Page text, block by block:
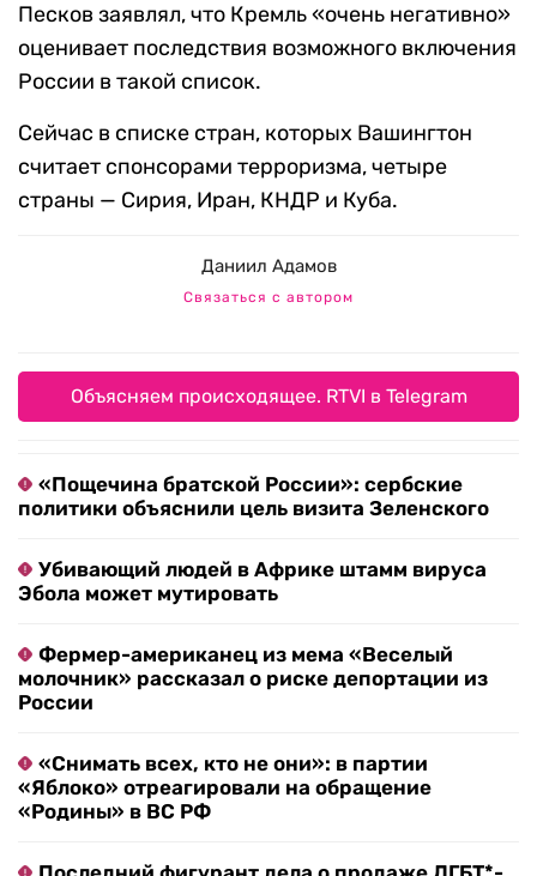
Песков заявлял, что Кремль «очень негативно»
оценивает последствия возможного включения
России в такой список.
Сейчас в списке стран, которых Вашингтон
считает спонсорами терроризма, четыре
страны — Сирия, Иран, КНДР и Куба.
Даниил Адамов
Связаться с автором
Объясняем происходящее. RTVI в Telegram
«Пощечина братской России»: сербские
политики объяснили цель визита Зеленского
Убивающий людей в Африке штамм вируса
Эбола может мутировать
Фермер-американец из мема «Веселый
молочник» рассказал о риске депортации из
России
«Снимать всех, кто не они»: в партии
«Яблоко» отреагировали на обращение
«Родины» в ВС РФ